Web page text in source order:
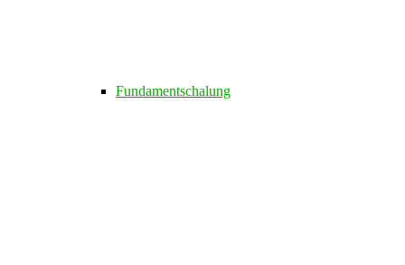
Fundamentschalung